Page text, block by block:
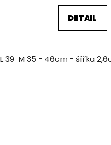
L 39 - 51cm - šířka 3,2cm
DETAIL
M 35 - 46cm - šířka